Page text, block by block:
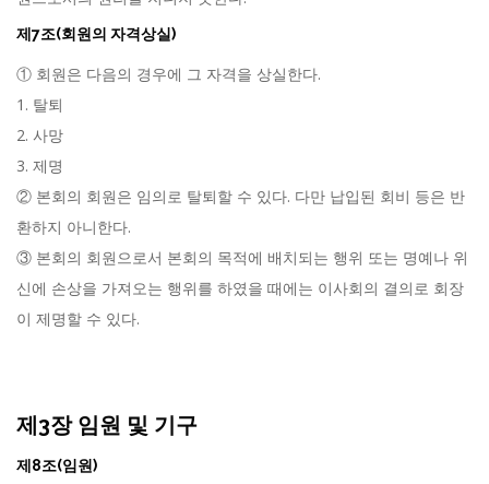
제7조(회원의 자격상실)
① 회원은 다음의 경우에 그 자격을 상실한다.
1. 탈퇴
2. 사망
3. 제명
② 본회의 회원은 임의로 탈퇴할 수 있다. 다만 납입된 회비 등은 반
환하지 아니한다.
③ 본회의 회원으로서 본회의 목적에 배치되는 행위 또는 명예나 위
신에 손상을 가져오는 행위를 하였을 때에는 이사회의 결의로 회장
이 제명할 수 있다.
제3장 임원 및 기구
제8조(임원)